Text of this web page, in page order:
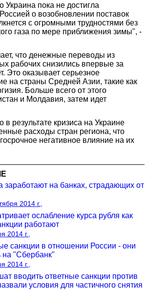
Украина пока не достигла
о возобновлении поставок
с огромными трудностями без
газа по мере приближения зимы", -
что денежные переводы из
рабочих снизились впервые за
Это оказывает серьезное
на страны Средней Азии, такие как
Больше всего от этого
и Молдавия, затем идет
в результате кризиса на Украине
расходы стран региона, что
негативное влияние на их
заработают на банках, страдающих от
2014 г.,
ослабление курса рубля как
работают
2014 г.,
санкции в отношении России - они
на "Сбербанк"
2014 г.,
вводить ответные санкции против
условия для частичного снятия